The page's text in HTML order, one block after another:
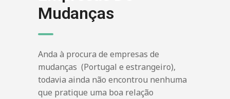
Mudanças
Anda à procura de empresas de
mudanças (Portugal e estrangeiro),
todavia ainda não encontrou nenhuma
que pratique uma boa relação